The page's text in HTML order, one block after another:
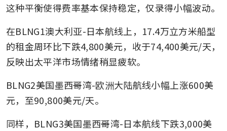
这种平衡使得费率基本保持稳定，仅录得小幅波动。
在BLNG1澳大利亚-日本航线上，17.4万立方米船型
的租金周环比下跌4,800美元，收于74,400美元/天，
反映出太平洋市场情绪稍显疲软。
BLNG2美国墨西哥湾-欧洲大陆航线小幅上涨600美
元，至90,800美元/天。
同样，BLNG3美国墨西哥湾-日本航线下跌3,000美